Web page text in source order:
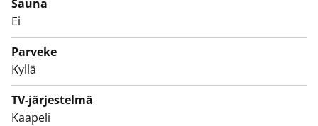
Sauna
Ei
Parveke
Kyllä
TV-järjestelmä
Kaapeli